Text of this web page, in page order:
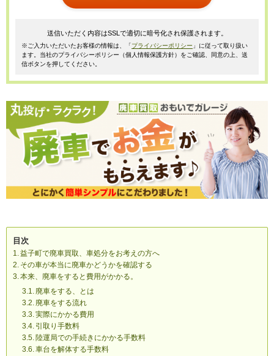
送信いただく内容はSSLで適切に暗号化され保護されます。
※ご入力いただいたお客様の情報は、「プライバシーポリシー 」に従って取り扱い
ます。当社のプライバシーポリシー（個人情報保護方針）をご確認、同意の上、送
信ボタンを押してください。
目次
益子町で廃車買取、車処分をお考えの方へ
その車が本当に廃車かどうかを確認する
本来、廃車をすると費用がかかる。
廃車をする、とは
廃車をする流れ
実際にかかる費用
引取り手数料
陸運局での手続きにかかる手数料
車台を解体する手数料